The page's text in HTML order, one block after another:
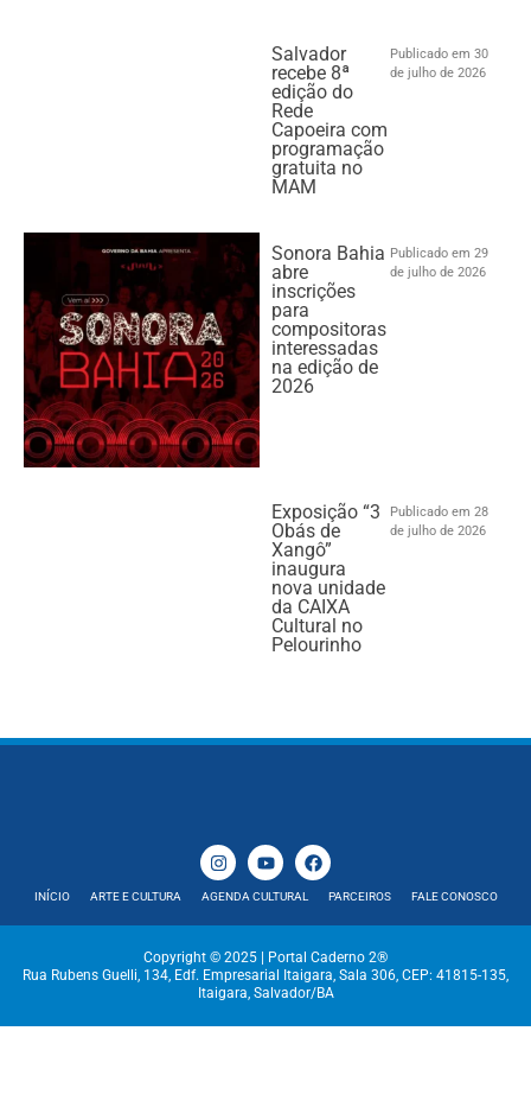
Salvador
recebe 8ª
edição do
Rede
Capoeira com
programação
gratuita no
MAM
Publicado em 30
de julho de 2026
Sonora Bahia
abre
inscrições
para
compositoras
interessadas
na edição de
2026
Publicado em 29
de julho de 2026
Exposição “3
Obás de
Xangô”
inaugura
nova unidade
da CAIXA
Cultural no
Pelourinho
Publicado em 28
de julho de 2026
INÍCIO ARTE E CULTURA AGENDA CULTURAL PARCEIROS FALE CONOSCO
Copyright © 2025 | Portal Caderno 2®
Rua Rubens Guelli, 134, Edf. Empresarial Itaigara, Sala 306, CEP: 41815-135,
Itaigara, Salvador/BA